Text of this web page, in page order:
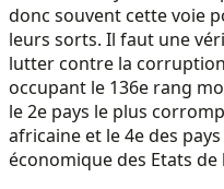
donc souvent cette voie
leurs sorts. Il faut une
lutter contre la
occupant le 136e rang
le 2e pays le plus
africaine et le 4e des
économique des Etats de